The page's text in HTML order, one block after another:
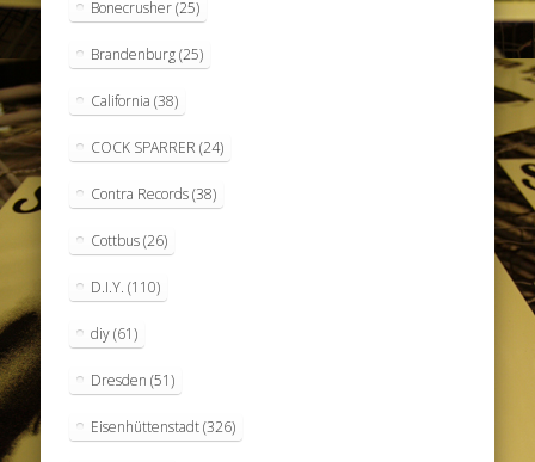
Bonecrusher(25)
Brandenburg(25)
California (38)
COCK SPARRER (24)
Contra Records(38)
Cottbus(26)
D.I.Y. (110)
diy(61)
Dresden (51)
Eisenhüttenstadt(326)